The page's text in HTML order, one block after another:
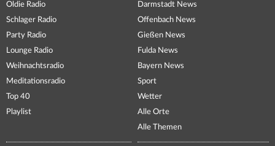
Oldie Radio
Schlager Radio
Party Radio
Lounge Radio
Weihnachtsradio
Meditationsradio
Top 40
Playlist
Darmstadt News
Offenbach News
Gießen News
Fulda News
Bayern News
Sport
Wetter
Alle Orte
Alle Themen